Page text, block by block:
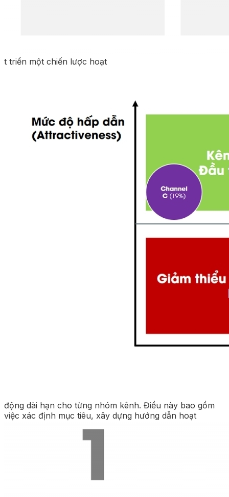
t triển một chiến lược hoạt
động dài hạn cho từng nhóm kênh. Điều này bao gồm
việc xác định mục tiêu, xây dựng hướng dẫn hoạt